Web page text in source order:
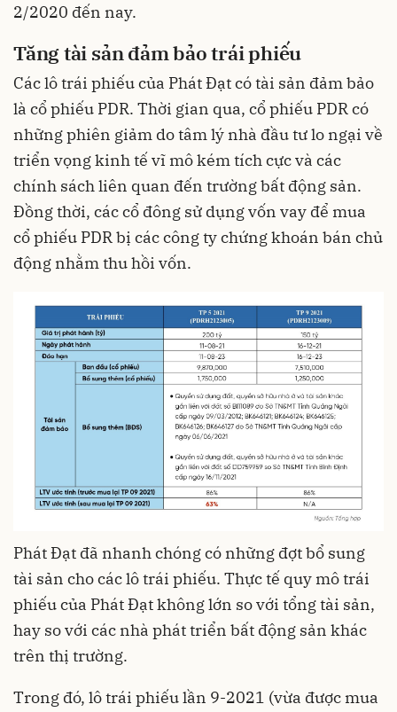
2/2020 đến nay.
Tăng tài sản đảm bảo trái phiếu
Các lô trái phiếu của Phát Đạt có tài sản đảm bảo
là cổ phiếu PDR. Thời gian qua, cổ phiếu PDR có
những phiên giảm do tâm lý nhà đầu tư lo ngại về
triển vọng kinh tế vĩ mô kém tích cực và các
chính sách liên quan đến trường bất động sản.
Đồng thời, các cổ đông sử dụng vốn vay để mua
cổ phiếu PDR bị các công ty chứng khoán bán chủ
động nhằm thu hồi vốn.
Phát Đạt đã nhanh chóng có những đợt bổ sung
tài sản cho các lô trái phiếu. Thực tế quy mô trái
phiếu của Phát Đạt không lớn so với tổng tài sản,
hay so với các nhà phát triển bất động sản khác
trên thị trường.
Trong đó, lô trái phiếu lần 9-2021 (vừa được mua